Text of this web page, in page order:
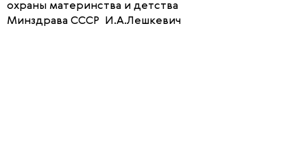
охраны материнства и детства
Минздрава СССР И.А.Лешкевич